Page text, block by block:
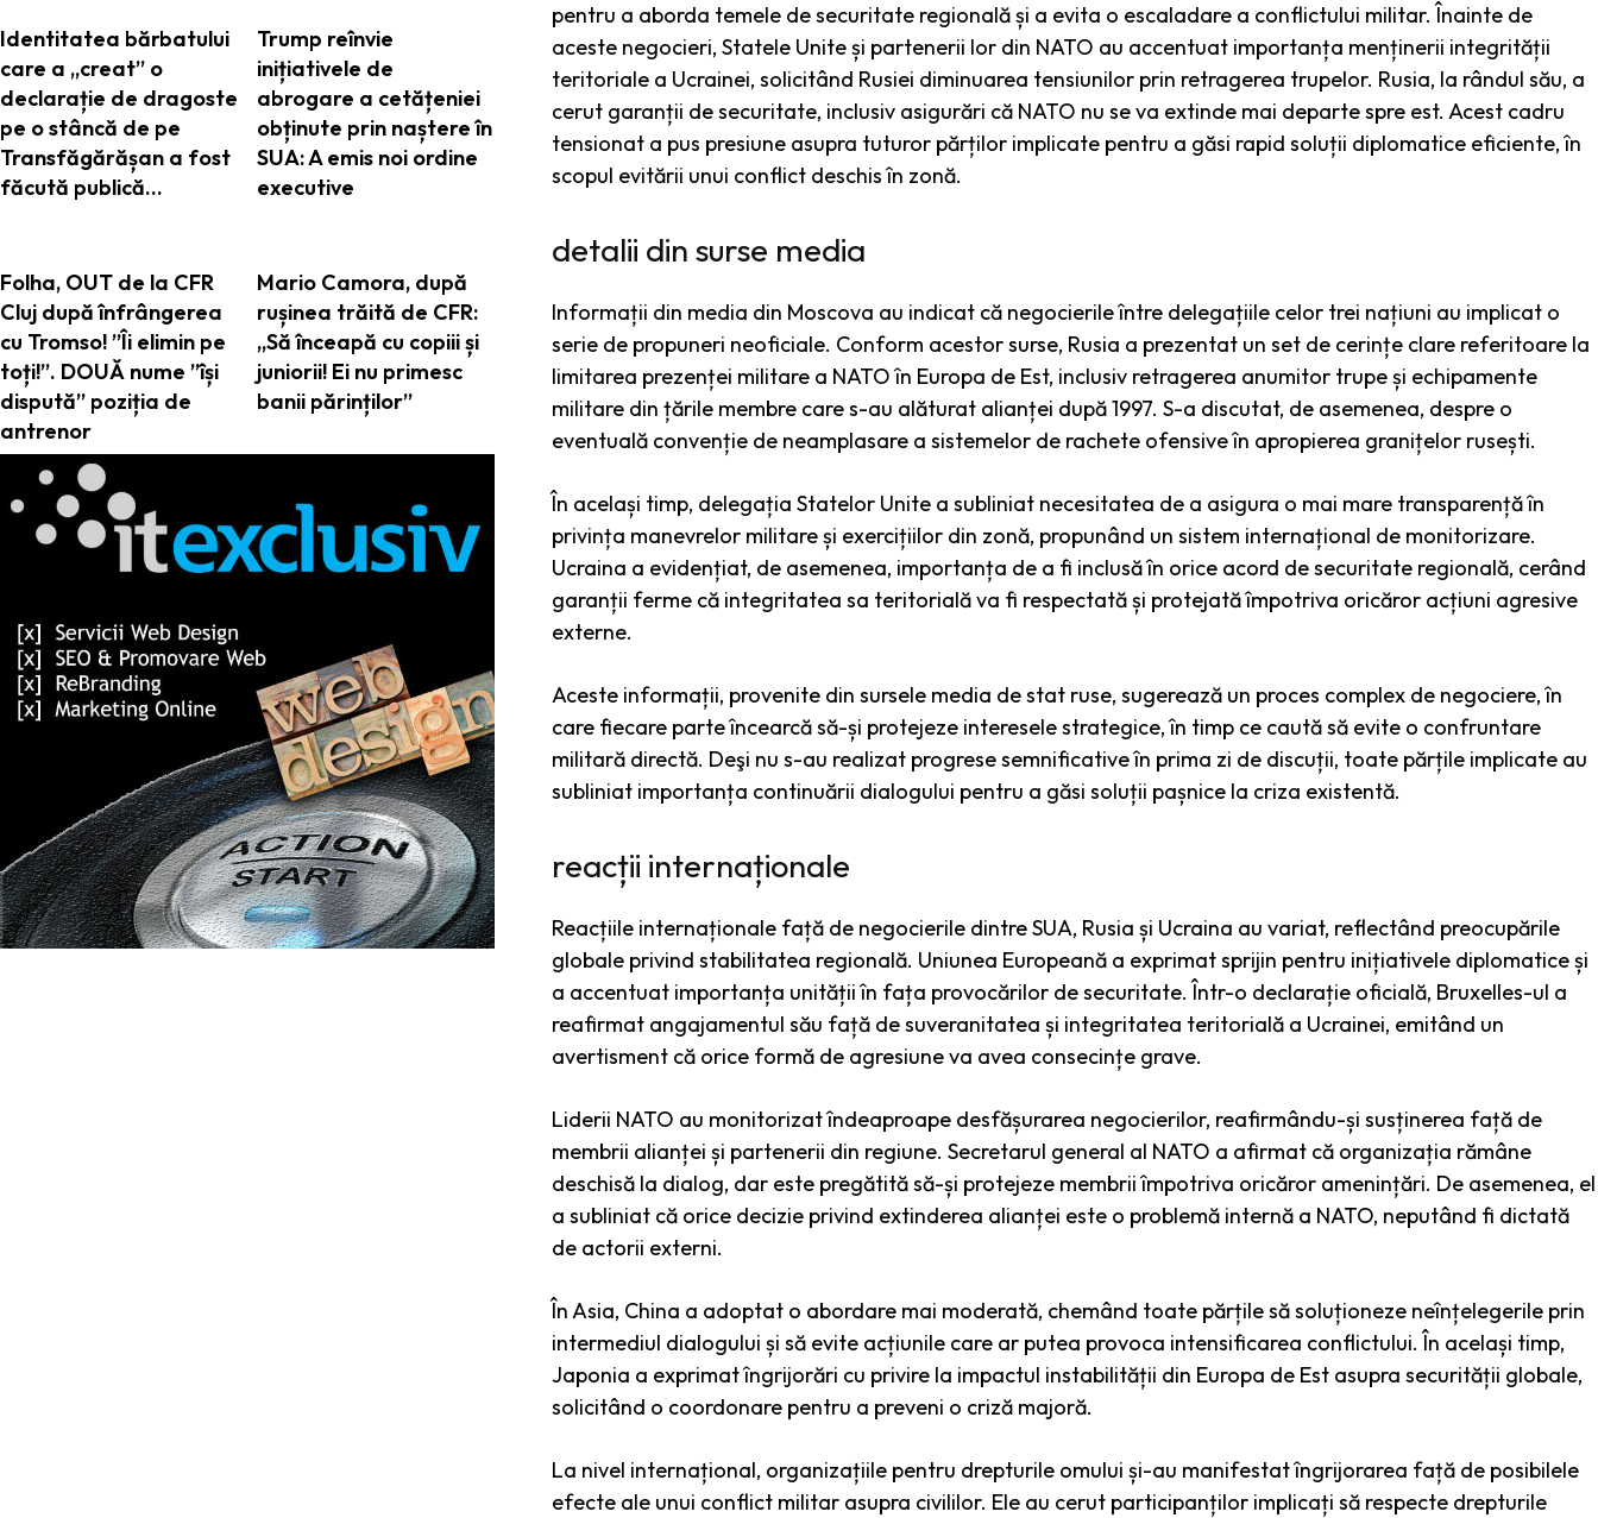
Identitatea bărbatului
care a „creat” o
declarație de dragoste
pe o stâncă de pe
Transfăgărășan a fost
făcută publică…
Trump reînvie
inițiativele de
abrogare a cetățeniei
obținute prin naștere în
SUA: A emis noi ordine
executive
Folha, OUT de la CFR
Cluj după înfrângerea
cu Tromso! ”Îi elimin pe
toți!”. DOUĂ nume ”își
dispută” poziția de
antrenor
Mario Camora, după
rușinea trăită de CFR:
„Să înceapă cu copiii și
juniorii! Ei nu primesc
banii părinților”
pentru a aborda temele de securitate regională și a evita o escaladare a conflictului militar. Înainte de
aceste negocieri, Statele Unite și partenerii lor din NATO au accentuat importanța menținerii integrității
teritoriale a Ucrainei, solicitând Rusiei diminuarea tensiunilor prin retragerea trupelor. Rusia, la rândul său, a
cerut garanții de securitate, inclusiv asigurări că NATO nu se va extinde mai departe spre est. Acest cadru
tensionat a pus presiune asupra tuturor părților implicate pentru a găsi rapid soluții diplomatice eficiente, în
scopul evitării unui conflict deschis în zonă.
detalii din surse media
Informații din media din Moscova au indicat că negocierile între delegațiile celor trei națiuni au implicat o
serie de propuneri neoficiale. Conform acestor surse, Rusia a prezentat un set de cerințe clare referitoare la
limitarea prezenței militare a NATO în Europa de Est, inclusiv retragerea anumitor trupe și echipamente
militare din țările membre care s-au alăturat alianței după 1997. S-a discutat, de asemenea, despre o
eventuală convenție de neamplasare a sistemelor de rachete ofensive în apropierea granițelor rusești.
În același timp, delegația Statelor Unite a subliniat necesitatea de a asigura o mai mare transparență în
privința manevrelor militare și exercițiilor din zonă, propunând un sistem internațional de monitorizare.
Ucraina a evidențiat, de asemenea, importanța de a fi inclusă în orice acord de securitate regională, cerând
garanții ferme că integritatea sa teritorială va fi respectată și protejată împotriva oricăror acțiuni agresive
externe.
Aceste informații, provenite din sursele media de stat ruse, sugerează un proces complex de negociere, în
care fiecare parte încearcă să-și protejeze interesele strategice, în timp ce caută să evite o confruntare
militară directă. Deşi nu s-au realizat progrese semnificative în prima zi de discuții, toate părțile implicate au
subliniat importanța continuării dialogului pentru a găsi soluții pașnice la criza existentă.
reacții internaționale
Reacțiile internaționale față de negocierile dintre SUA, Rusia și Ucraina au variat, reflectând preocupările
globale privind stabilitatea regională. Uniunea Europeană a exprimat sprijin pentru inițiativele diplomatice și
a accentuat importanța unității în fața provocărilor de securitate. Într-o declarație oficială, Bruxelles-ul a
reafirmat angajamentul său față de suveranitatea și integritatea teritorială a Ucrainei, emitând un
avertisment că orice formă de agresiune va avea consecințe grave.
Liderii NATO au monitorizat îndeaproape desfășurarea negocierilor, reafirmându-și susținerea față de
membrii alianței și partenerii din regiune. Secretarul general al NATO a afirmat că organizația rămâne
deschisă la dialog, dar este pregătită să-și protejeze membrii împotriva oricăror amenințări. De asemenea, el
a subliniat că orice decizie privind extinderea alianței este o problemă internă a NATO, neputând fi dictată
de actorii externi.
În Asia, China a adoptat o abordare mai moderată, chemând toate părțile să soluționeze neînțelegerile prin
intermediul dialogului și să evite acțiunile care ar putea provoca intensificarea conflictului. În același timp,
Japonia a exprimat îngrijorări cu privire la impactul instabilității din Europa de Est asupra securității globale,
solicitând o coordonare pentru a preveni o criză majoră.
La nivel internațional, organizațiile pentru drepturile omului și-au manifestat îngrijorarea față de posibilele
efecte ale unui conflict militar asupra civililor. Ele au cerut participanților implicați să respecte drepturile